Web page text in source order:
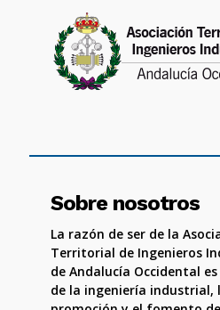
Sobre nosotros
La razón de ser de la
Territorial de Ingenieros
de Andalucía Occidental
de la ingeniería industrial,